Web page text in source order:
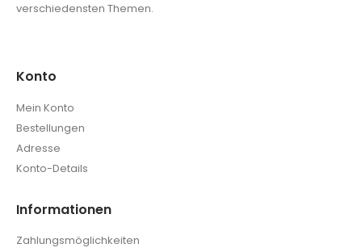
verschiedensten Themen.
Konto
Mein Konto
Bestellungen
Adresse
Konto-Details
Informationen
Zahlungsmöglichkeiten